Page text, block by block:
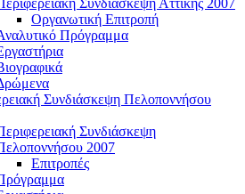
Συνδιάσκεψη Αττικής 2007
Οργανωτική Επιτροπή
Πρόγραμμα
Συνδιάσκεψη Πελοποννήσου
Συνδιάσκεψη
2007
Επιτροπές